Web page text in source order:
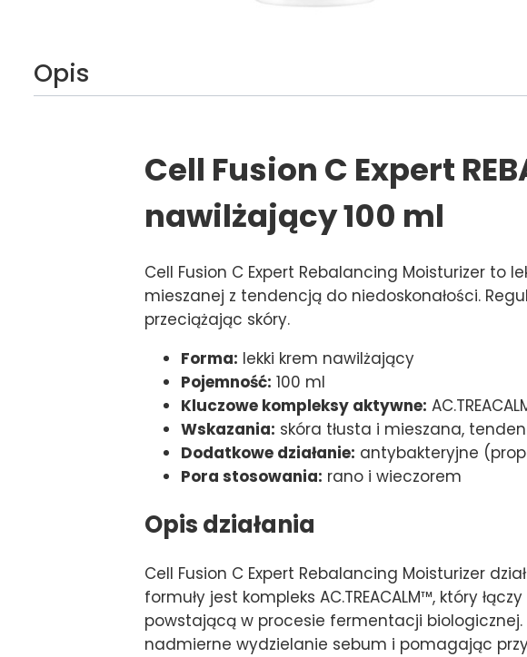
Opis
Cell Fusion C Expert
nawilżający 100 ml
Cell Fusion C Expert Rebalancing Moisturizer to
mieszanej z tendencją do niedoskonałości.
przeciążając skóry.
Forma: lekki krem nawilżający
Pojemność: 100 ml
Kluczowe kompleksy aktywne:
Wskazania: skóra tłusta i mieszana,
Dodatkowe działanie: antybakteryjne
Pora stosowania: rano i wieczorem
Opis działania
Cell Fusion C Expert Rebalancing Moisturizer
formuły jest kompleks AC.TREACALM™, który
powstającą w procesie fermentacji biologicznej.
nadmierne wydzielanie sebum i pomagając